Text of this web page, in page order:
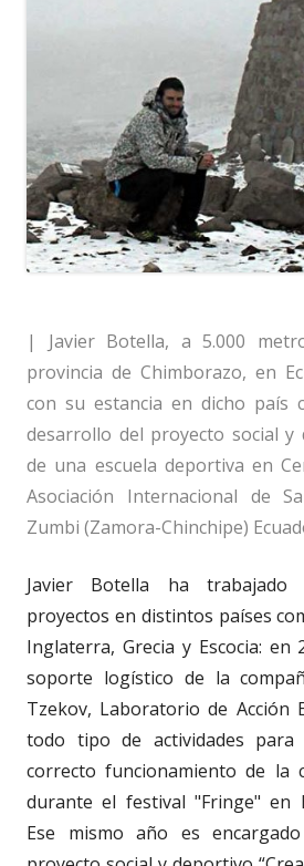
| Javier Botella, a 5.000
provincia de Chimborazo, en
con su estancia en dicho país
desarrollo del proyecto social y
de una escuela deportiva en
Asociación Internacional de
Zumbi (Zamora-Chinchipe)
Javier Botella ha
proyectos en distintos países
Inglaterra, Grecia y Escocia: en
soporte logístico de la
Tzekov, Laboratorio de Acción
todo tipo de actividades
correcto funcionamiento de la
durante el festival "Fringe" en
Ese mismo año es